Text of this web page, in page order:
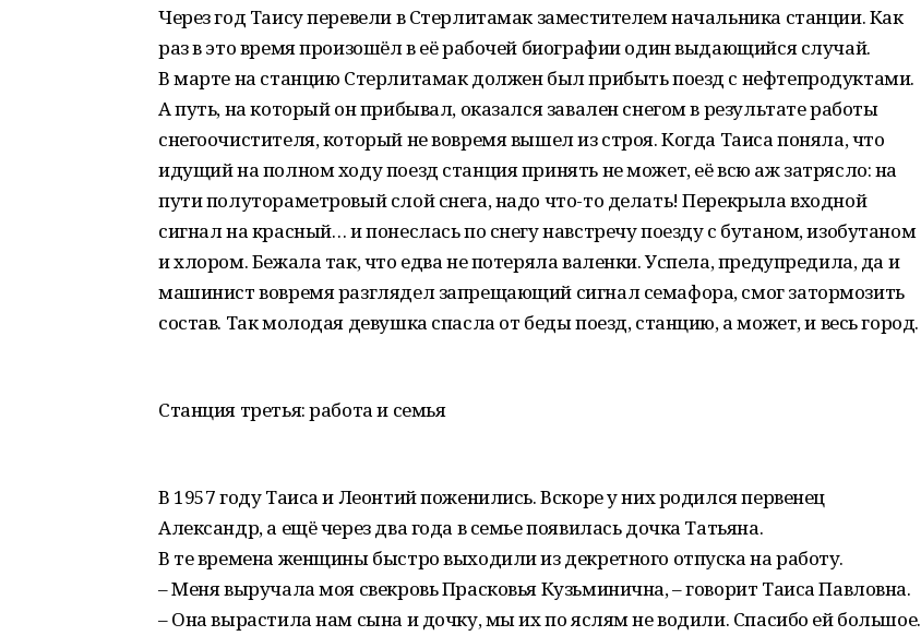
Через год Таису перевели в Стерлитамак заместителем начальника станции. Как
раз в это время произошёл в её рабочей биографии один выдающийся случай.
В марте на станцию Стерлитамак должен был прибыть поезд с нефтепродуктами.
А путь, на который он прибывал, оказался завален снегом в результате работы
снегоочистителя, который не вовремя вышел из строя. Когда Таиса поняла, что
идущий на полном ходу поезд станция принять не может, её всю аж затрясло: на
пути полутораметровый слой снега, надо что-то делать! Перекрыла входной
сигнал на красный… и понеслась по снегу навстречу поезду с бутаном, изобутаном
и хлором. Бежала так, что едва не потеряла валенки. Успела, предупредила, да и
машинист вовремя разглядел запрещающий сигнал семафора, смог затормозить
состав. Так молодая девушка спасла от беды поезд, станцию, а может, и весь город.
Станция третья: работа и семья
В 1957 году Таиса и Леонтий поженились. Вскоре у них родился первенец
Александр, а ещё через два года в семье появилась дочка Татьяна.
В те времена женщины быстро выходили из декретного отпуска на работу.
– Меня выручала моя свекровь Прасковья Кузьминична, – говорит Таиса Павловна.
– Она вырастила нам сына и дочку, мы их по яслям не водили. Спасибо ей большое.